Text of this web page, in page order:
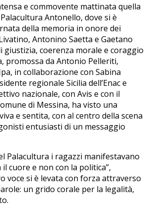
e commovente mattinata quella
Antonello, dove si è
della memoria in onore dei
Antonino Saetta e Gaetano
giustizia, coerenza morale e coraggio
promossa da Antonio Pelleriti,
in collaborazione con Sabina
regionale Sicilia dell’Enac e
nazionale, con Avis e con il
di Messina, ha visto una
e sentita, con al centro della scena
entusiasti di un messaggio
Palacultura i ragazzi manifestavano
il cuore e non con la politica”,
voce si è levata con forza attraverso
un grido corale per la legalità,